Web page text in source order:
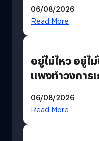
แนวทางปรับตั
06/08/2026
Read More
อยู่ไม่ไหว อยู่ไ
แพงทำวงการ
?
06/08/2026
Read More